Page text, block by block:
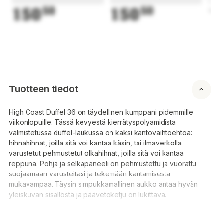
15050 15050
Tuotteen tiedot
High Coast Duffel 36 on täydellinen kumppani pidemmille
viikonlopuille. Tässä kevyestä kierrätyspolyamidista
valmistetussa duffel-laukussa on kaksi kantovaihtoehtoa:
hihnahihnat, joilla sitä voi kantaa käsin, tai ilmaverkolla
varustetut pehmustetut olkahihnat, joilla sitä voi kantaa
reppuna. Pohja ja selkäpaneeli on pehmustettu ja vuorattu
suojaamaan varusteitasi ja tekemään kantamisesta
mukavampaa. Täysin simpukkamallinen aukko antaa hyvän
yleiskuvan sisällöstä ja päävetoketju on lukittava.